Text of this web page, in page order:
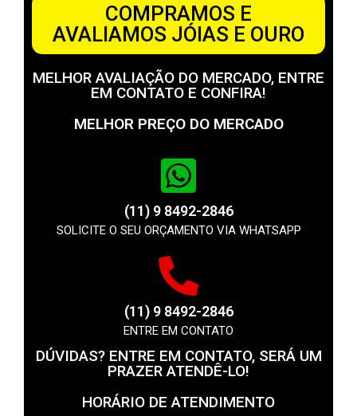
COMPRAMOS E
AVALIAMOS JÓIAS E OURO
MELHOR AVALIAÇÃO DO MERCADO, ENTRE
EM CONTATO E CONFIRA!
MELHOR PREÇO DO MERCADO
(11) 9 8492-2846
SOLICITE O SEU ORÇAMENTO VIA WHATSAPP
(11) 9 8492-2846
ENTRE EM CONTATO
DÚVIDAS? ENTRE EM CONTATO, SERÁ UM
PRAZER ATENDÊ-LO!
HORÁRIO DE ATENDIMENTO